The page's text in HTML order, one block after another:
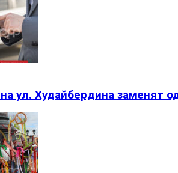
ул. Худайбердина заменят